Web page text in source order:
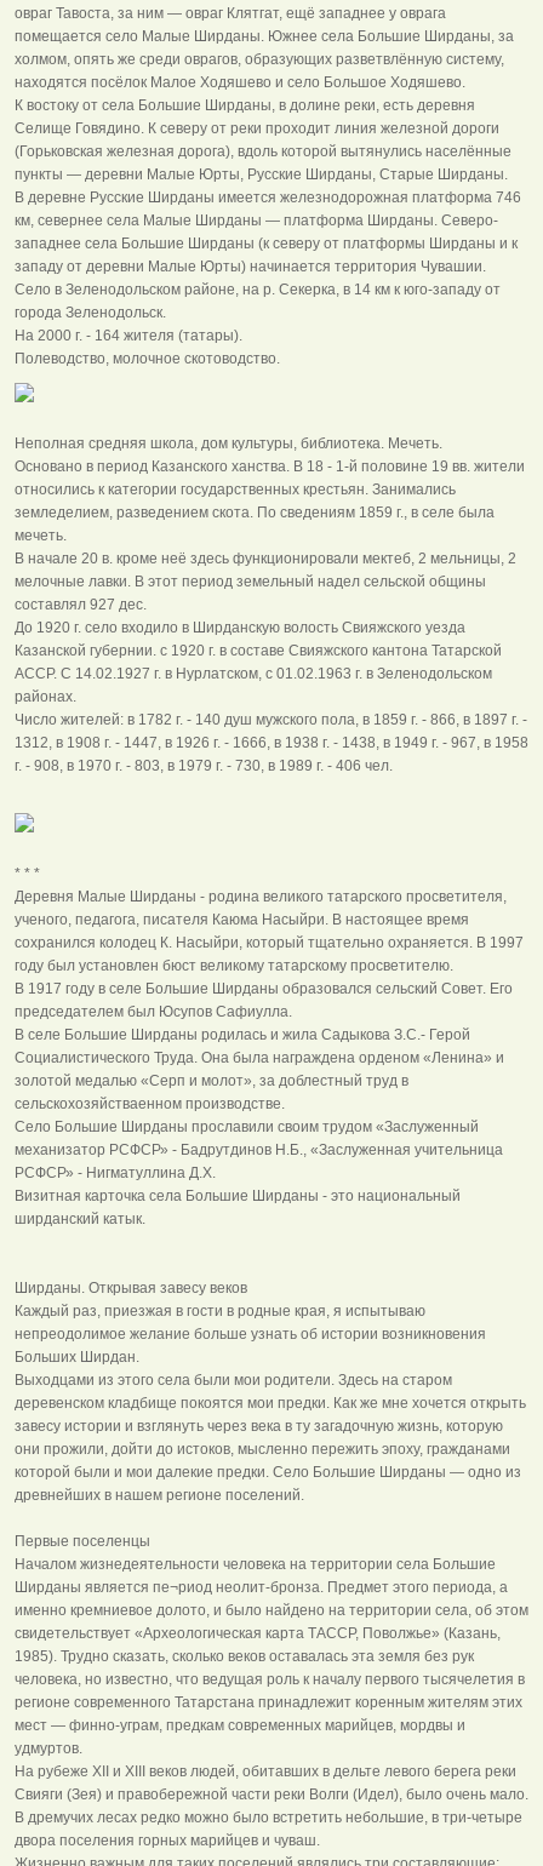
овраг Тавоста, за ним — овраг Клятгат, ещё западнее у оврага
помещается село Малые Ширданы. Южнее села Большие Ширданы, за
холмом, опять же среди оврагов, образующих разветвлённую систему,
находятся посёлок Малое Ходяшево и село Большое Ходяшево.
К востоку от села Большие Ширданы, в долине реки, есть деревня
Селище Говядино. К северу от реки проходит линия железной дороги
(Горьковская железная дорога), вдоль которой вытянулись населённые
пункты — деревни Малые Юрты, Русские Ширданы, Старые Ширданы.
В деревне Русские Ширданы имеется железнодорожная платформа 746
км, севернее села Малые Ширданы — платформа Ширданы. Северо-
западнее села Большие Ширданы (к северу от платформы Ширданы и к
западу от деревни Малые Юрты) начинается территория Чувашии.
Село в Зеленодольском районе, на р. Секерка, в 14 км к юго-западу от
города Зеленодольск.
На 2000 г. - 164 жителя (татары).
Полеводство, молочное скотоводство.
Неполная средняя школа, дом культуры, библиотека. Мечеть.
Основано в период Казанского ханства. В 18 - 1-й половине 19 вв. жители
относились к категории государственных крестьян. Занимались
земледелием, разведением скота. По сведениям 1859 г., в селе была
мечеть.
В начале 20 в. кроме неё здесь функционировали мектеб, 2 мельницы, 2
мелочные лавки. В этот период земельный надел сельской общины
составлял 927 дес.
До 1920 г. село входило в Ширданскую волость Свияжского уезда
Казанской губернии. с 1920 г. в составе Свияжского кантона Татарской
АССР. С 14.02.1927 г. в Нурлатском, с 01.02.1963 г. в Зеленодольском
районах.
Число жителей: в 1782 г. - 140 душ мужского пола, в 1859 г. - 866, в 1897 г. -
1312, в 1908 г. - 1447, в 1926 г. - 1666, в 1938 г. - 1438, в 1949 г. - 967, в 1958
г. - 908, в 1970 г. - 803, в 1979 г. - 730, в 1989 г. - 406 чел.
* * *
Деревня Малые Ширданы - родина великого татарского просветителя,
ученого, педагога, писателя Каюма Насыйри. В настоящее время
сохранился колодец К. Насыйри, который тщательно охраняется. В 1997
году был установлен бюст великому татарскому просветителю.
В 1917 году в селе Большие Ширданы образовался сельский Совет. Его
председателем был Юсупов Сафиулла.
В селе Большие Ширданы родилась и жила Садыкова З.С.- Герой
Социалистического Труда. Она была награждена орденом «Ленина» и
золотой медалью «Серп и молот», за доблестный труд в
сельскохозяйстваенном производстве.
Село Большие Ширданы прославили своим трудом «Заслуженный
механизатор РСФСР» - Бадрутдинов Н.Б., «Заслуженная учительница
РСФСР» - Нигматуллина Д.Х.
Визитная карточка села Большие Ширданы - это национальный
ширданский катык.
Ширданы. Открывая завесу веков
Каждый раз, приезжая в гости в родные края, я испытываю
непреодолимое желание больше узнать об истории возникновения
Больших Ширдан.
Выходцами из этого села были мои родители. Здесь на старом
деревенском кладбище покоятся мои предки. Как же мне хочется открыть
завесу истории и взглянуть через века в ту загадочную жизнь, которую
они прожили, дойти до истоков, мысленно пережить эпоху, гражданами
которой были и мои далекие предки. Село Большие Ширданы — одно из
древнейших в нашем регионе поселений.
Первые поселенцы
Началом жизнедеятельности человека на территории села Большие
Ширданы является пе¬риод неолит-бронза. Предмет этого периода, а
именно кремниевое долото, и было найдено на территории села, об этом
свидетельствует «Археологическая карта ТАССР, Поволжье» (Казань,
1985). Трудно сказать, сколько веков оставалась эта земля без рук
человека, но известно, что ведущая роль к началу первого тысячелетия в
регионе современного Татарстана принадлежит коренным жителям этих
мест — финно-уграм, предкам современных марийцев, мордвы и
удмуртов.
На рубеже XII и XIII веков людей, обитавших в дельте левого берега реки
Свияги (Зея) и правобережной части реки Волги (Идел), было очень мало.
В дремучих лесах редко можно было встретить небольшие, в три-четыре
двора поселения горных марийцев и чуваш.